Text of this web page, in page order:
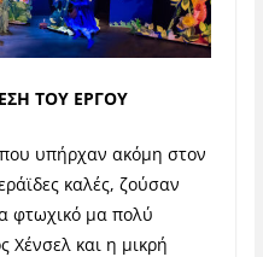
ΤΟΥ ΕΡΓΟΥ
υπήρχαν ακόμη στον
καλές, ζούσαν
φτωχικό μα πολύ
Χένσελ και η μικρή